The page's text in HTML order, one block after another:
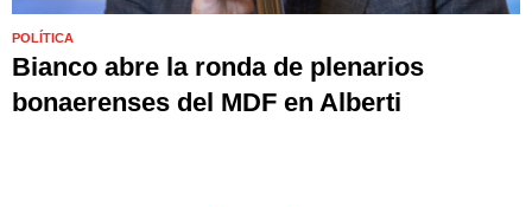
POLÍTICA
Bianco abre la ronda de plenarios
bonaerenses del MDF en Alberti